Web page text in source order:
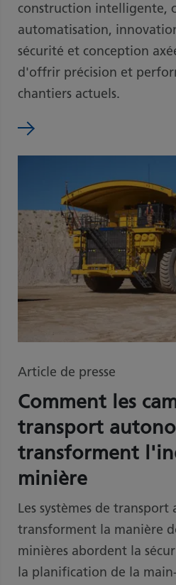
construction intelligente,
automatisation,
sécurité et conception
d'offrir précision et
chantiers actuels.
Article de presse
Comment les
transport
transforment
minière
Les systèmes de transport
transforment la manière
minières abordent la
la planification de la